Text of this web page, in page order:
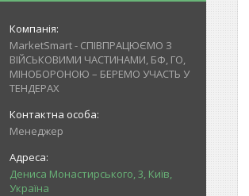
MarketSmart - СПІВПРАЦЮЄМО З
ВІЙСЬКОВИМИ ЧАСТИНАМИ, БФ, ГО,
МІНОБОРОНОЮ – БЕРЕМО УЧАСТЬ У
ТЕНДЕРАХ
Менеджер
Дениса Монастирського, 3, Київ,
Україна